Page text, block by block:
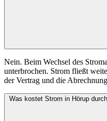
Nein. Beim Wechsel des
unterbrochen. Strom fließt
der Vertrag und die
Was kostet Strom in Hörup